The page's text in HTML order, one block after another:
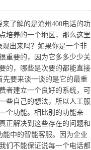
了解的是沧州400电话的功
培养的一个地区，那么这里
出来吗？如果你是一个非
重要的，因为它多多少少关
的，哪些是次要的都能直接
先要来谈一谈的是它的最重
建立一个良好的系统，可
些自己的想法，所以人工服
个功能。相比别的功能来
正解决到这些存在的问题和
中的智能客服。因为企业
们不能保证说每一个电话都